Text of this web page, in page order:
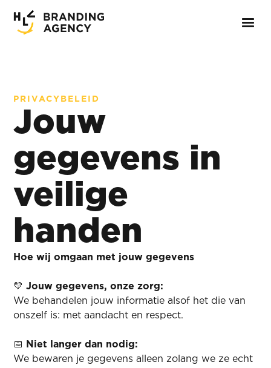
PRIVACYBELEID
Jouw
gegevens in
veilige
handen
Hoe wij omgaan met jouw gegevens
💛Jouw gegevens, onze zorg:
We behandelen jouw informatie alsof het die van
onszelf is: met aandacht en respect.
📅
Niet langer dan nodig:
We bewaren je gegevens alleen zolang we ze echt